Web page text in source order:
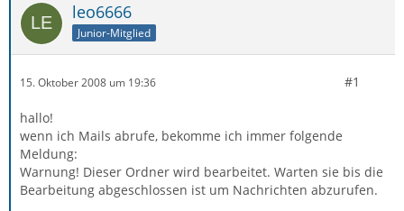
leo6666
Junior-Mitglied
15. Oktober 2008 um 19:36 #1
hallo!
wenn ich Mails abrufe, bekomme ich immer folgende
Meldung:
Warnung! Dieser Ordner wird bearbeitet. Warten sie bis die
Bearbeitung abgeschlossen ist um Nachrichten abzurufen.